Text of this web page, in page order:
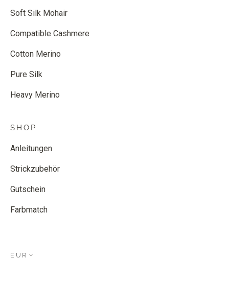
Soft Silk Mohair
Compatible Cashmere
Cotton Merino
Pure Silk
Heavy Merino
SHOP
Anleitungen
Strickzubehör
Gutschein
Farbmatch
EUR